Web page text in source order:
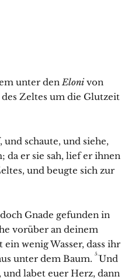
unter den Eloni von
des Zeltes um die Glutzeit
schaute, und siehe,
da er sie sah, lief er ihnen
und beugte sich zur
Gnade gefunden in
vorüber an deinem
wenig Wasser, dass ihr
unter dem Baum. 5.Und
labet euer Herz, dann